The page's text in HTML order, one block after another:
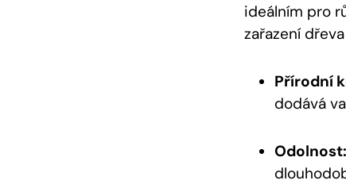
ideálním pro
zařazení
Přírodní
dodává
Odolnost: